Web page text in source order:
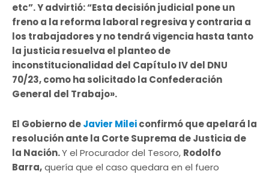
etc”. Y advirtió: “Esta decisión judicial pone un
freno a la reforma laboral regresiva y contraria a
los trabajadores y no tendrá vigencia hasta tanto
la justicia resuelva el planteo de
inconstitucionalidad del Capítulo IV del DNU
70/23, como ha solicitado la Confederación
General del Trabajo».
El Gobierno deJavier Mileiconfirmó que apelará la
resolución ante la Corte Suprema de Justicia de
la Nación.Y el Procurador del Tesoro, Rodolfo
Barra,quería que el caso quedara en el fuero